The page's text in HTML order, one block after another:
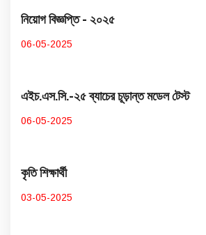
নিয়োগ বিজ্ঞপ্তি - ২০২৫
06-05-2025
এইচ.এস.সি.-২৫ ব্যাচের চূড়ান্ত মডেল টেস্ট
06-05-2025
কৃতি শিক্ষার্থী
03-05-2025